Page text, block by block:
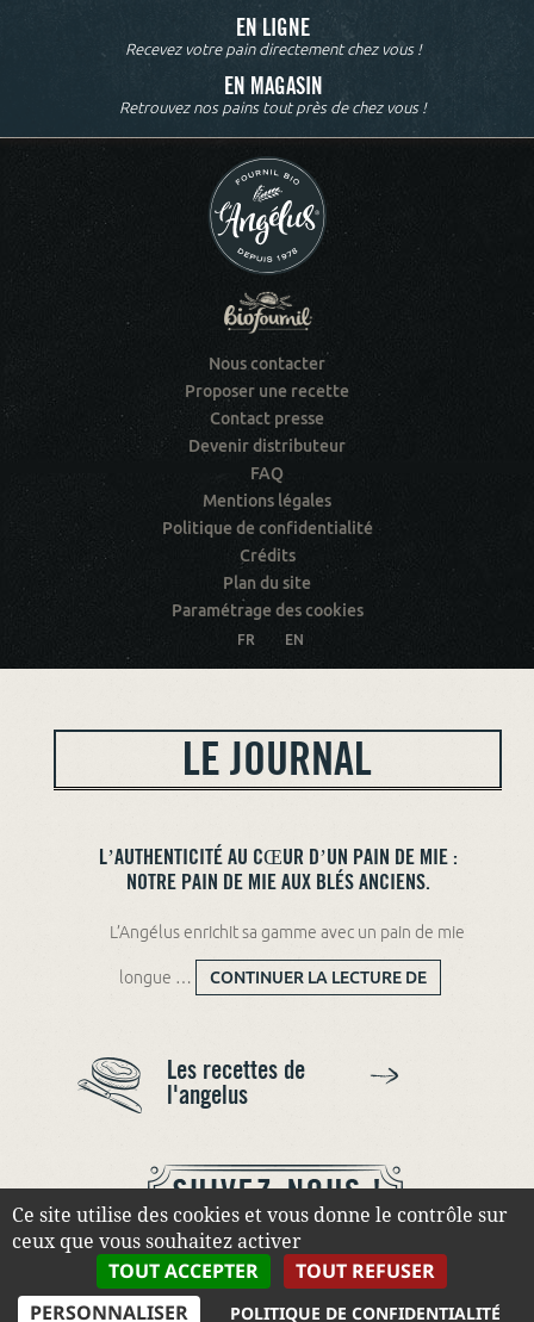
EN LIGNE
Recevez votre pain directement chez vous !
EN MAGASIN
Retrouvez nos pains tout près de chez vous !
Nous contacter
Proposer une recette
Contact presse
Devenir distributeur
FAQ
Mentions légales
Politique de confidentialité
Crédits
Plan du site
Paramétrage des cookies
FR EN
LE JOURNAL
L’AUTHENTICITÉ AU CŒUR D’UN PAIN DE MIE :
NOTRE PAIN DE MIE AUX BLÉS ANCIENS.
L’Angélus enrichit sa gamme avec un pain de mie
longue … CONTINUER LA LECTURE DE
L’AUTHENTICITÉ AU CŒUR
ANCIENS.
Les recettes de
l'angelus
Ce site utilise des cookies et vous donne le contrôle sur
ceux que vous souhaitez activer
TOUT ACCEPTER
TOUT REFUSER
PERSONNALISER
POLITIQUE DE CONFIDENTIALITÉ